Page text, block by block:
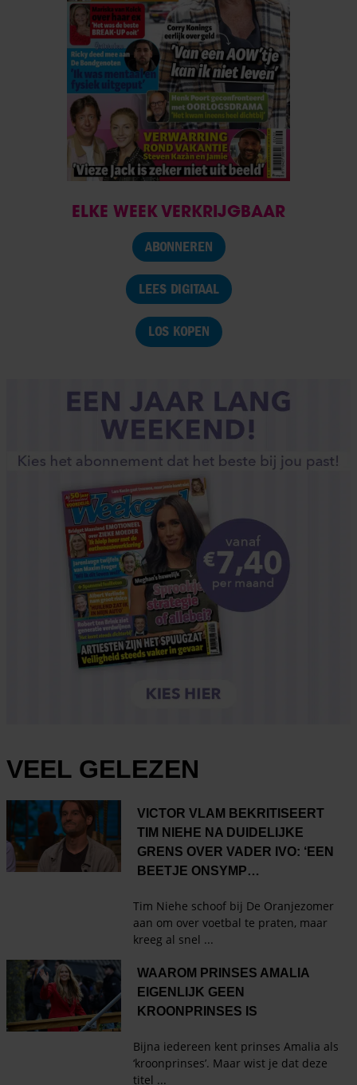
ELKE WEEK VERKRIJGBAAR
ABONNEREN
LEES DIGITAAL
LOS KOPEN